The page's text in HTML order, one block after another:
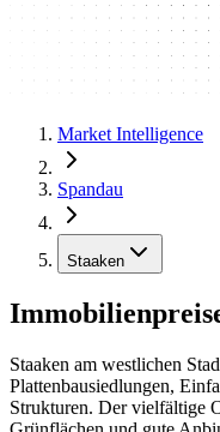
Market Intelligence
Spandau
Staaken
Staaken am westlichen
Plattenbausiedlungen,
Strukturen. Der vielfältige